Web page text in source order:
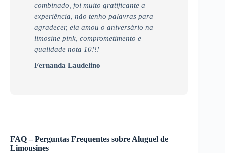
combinado, foi muito gratificante a
experiência, não tenho palavras para
agradecer, ela amou o aniversário na
limosine pink, comprometimento e
qualidade nota 10!!!
Fernanda Laudelino
FAQ – Perguntas Frequentes sobre Aluguel de
Limousines